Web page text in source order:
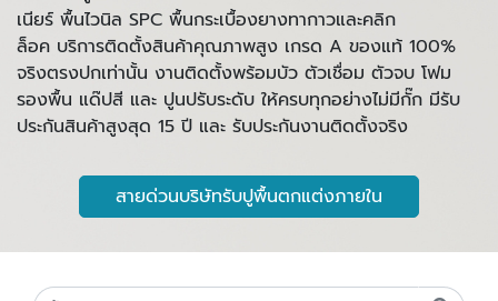
เนียร์ พื้นไวนิล SPC พื้นกระเบื้องยางทากาวและคลิก
ล็อค บริการติดตั้งสินค้าคุณภาพสูง เกรด A ของแท้ 100%
จริงตรงปกเท่านั้น งานติดตั้งพร้อมบัว ตัวเชื่อม ตัวจบ โฟม
รองพื้น แด๊ปสี และ ปูนปรับระดับ ให้ครบทุกอย่างไม่มีกั๊ก มีรับ
ประกันสินค้าสูงสุด 15 ปี และ รับประกันงานติดตั้งจริง
สายด่วนบริษัทรับปูพื้นตกแต่งภายใน